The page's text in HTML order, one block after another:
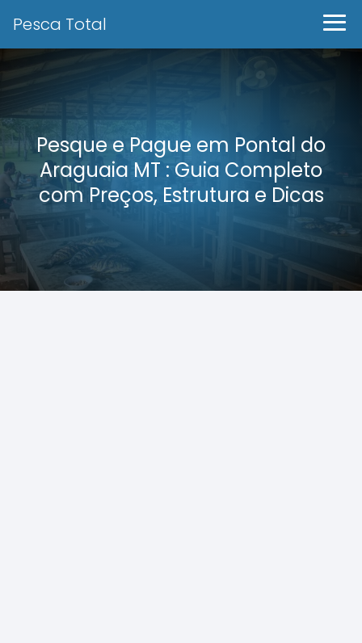
Pesca Total
Pesque e Pague em Pontal do
Araguaia MT : Guia Completo
com Preços, Estrutura e Dicas